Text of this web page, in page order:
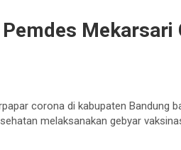
Mekarsari
corona di kabupaten Bandung
melaksanakan gebyar